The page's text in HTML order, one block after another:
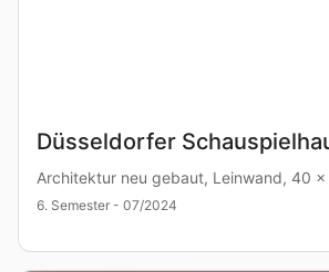
Düsseldorfer
Architektur neu gebaut, Leinwand, 40
6. Semester - 07/2024